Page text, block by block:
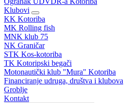
Klubovi
KK Kotoriba
MK Rolling fish
MNK klub 75
NK Graničar
STK Kos-kotoriba
TK Kotoripski begači
Motonautički klub "Mura" Kotoriba
Financiranje udruga, društva i klubova
Groblje
Kontakt